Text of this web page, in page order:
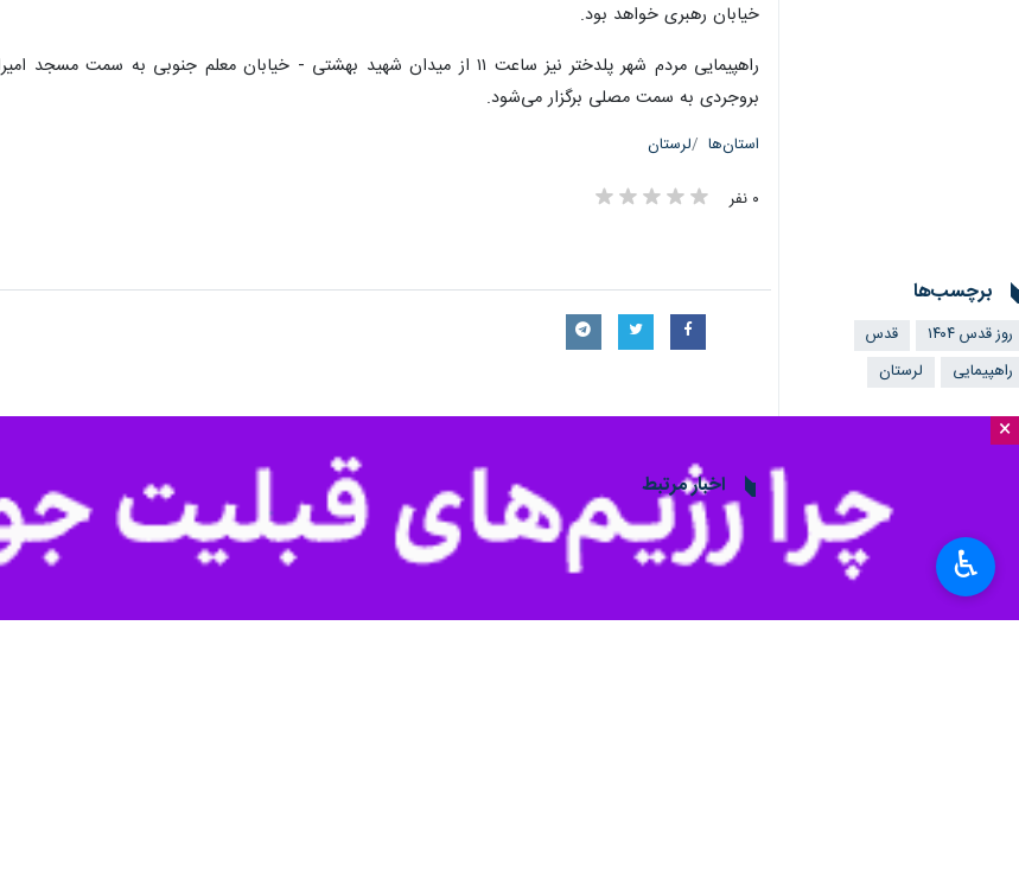
×
خیابان رهبری خواهد بود.
بروجردی به سمت مصلی برگزار می‌شود.
استان‌ها لرستان
۰ نفر
برچسب‌ها
روز قدس ۱۴۰۴
قدس
راهپیمایی
لرستان
اخبار مرتبط
فیلم| حضور حماسی مردم بروجرد در نهمین شب شهادت قائد امت
بروجرد - ایرنا - مردم ولایی بروجرد در نهمین شب شهادت قائد امت پر شورتر از شب‌های گذشته از میدان… ♿︎